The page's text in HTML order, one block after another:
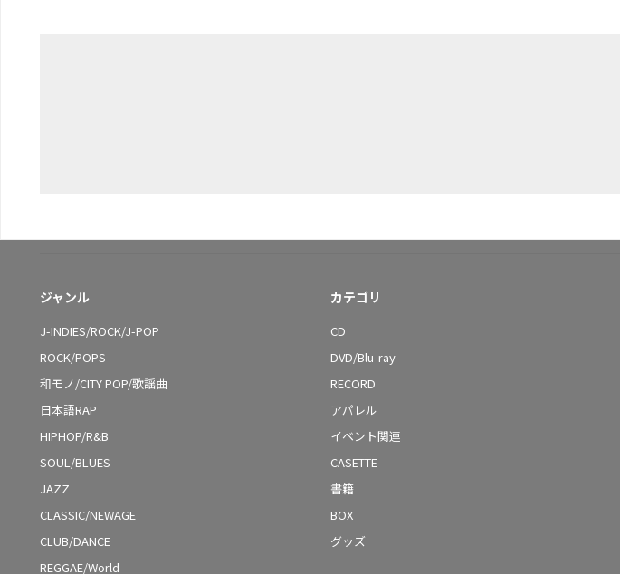
ジャンル
J-INDIES/ROCK/J-POP
ROCK/POPS
和モノ/CITY POP/歌謡曲
日本語RAP
HIPHOP/R&B
SOUL/BLUES
JAZZ
CLASSIC/NEWAGE
CLUB/DANCE
REGGAE/World
カテゴリ
CD
DVD/Blu-ray
RECORD
アパレル
イベント関連
CASETTE
書籍
BOX
グッズ